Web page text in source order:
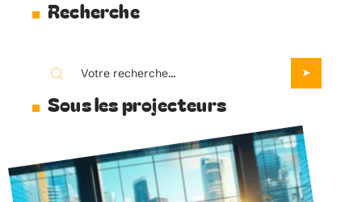
Recherche
Sous les projecteurs